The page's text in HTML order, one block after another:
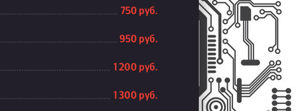
750 руб.
950 руб.
1 200 руб.
1 300 руб.